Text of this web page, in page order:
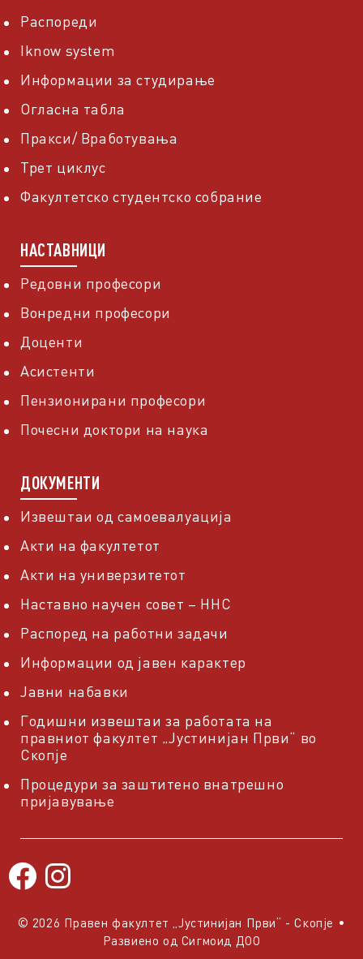
Распореди
Iknow system
Информации за студирање
Огласна табла
Пракси/ Вработувања
Трет циклус
Факултетско студентско собрание
НАСТАВНИЦИ
Редовни професори
Вонредни професори
Доценти
Асистенти
Пензионирани професори
Почесни доктори на наука
ДОКУМЕНТИ
Извештаи од самоевалуација
Акти на факултетот
Акти на универзитетот
Наставно научен совет – ННС
Распоред на работни задачи
Информации од јавен карактер
Јавни набавки
Годишни извештаи за работата на
правниот факултет „Јустинијан Први“ во
Скопје
Процедури за заштитено внатрешно
пријавување
© 2026 Правен факултет „Јустинијан Први“ - Скопје •
Развиено од Сигмоид ДОО